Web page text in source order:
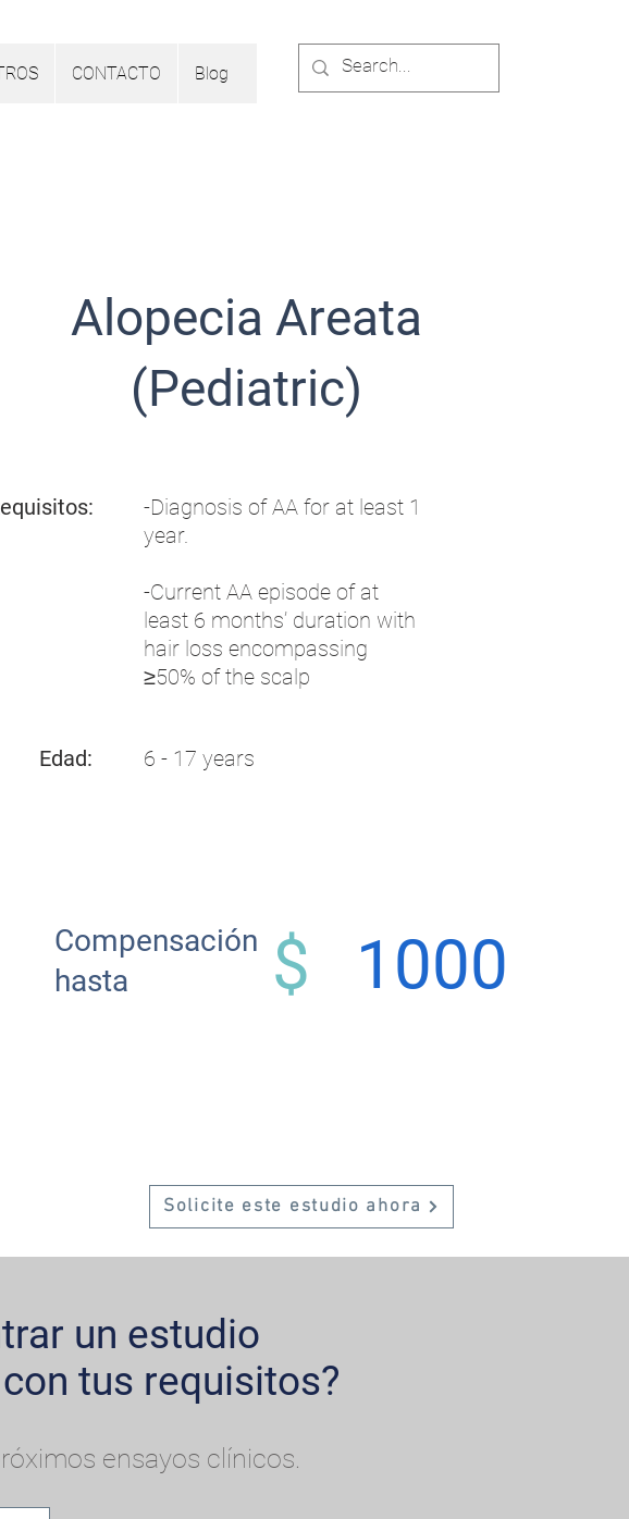
CONTACTO Blog
Alopecia Areata
(Pediatric)
Edad: 6 - 17 years
-Diagnosis of AA for at least 1
year.
-Current AA episode of at
least 6 months’ duration with
hair loss encompassing
≥50% of the scalp
Compensación
hasta
1000
$
Solicite este estudio ahora
un estudio
tus requisitos?
ensayos clínicos.